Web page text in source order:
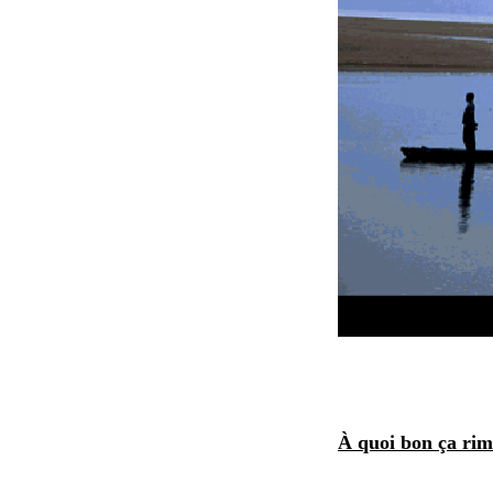
À quoi bon ça